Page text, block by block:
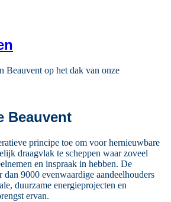
Beauvent op het dak van onze
Beauvent
principe toe om voor hernieuwbare
draagvlak te scheppen waar zoveel
en inspraak in hebben. De
dan 9000 evenwaardige aandeelhouders
duurzame energieprojecten en
ervan.